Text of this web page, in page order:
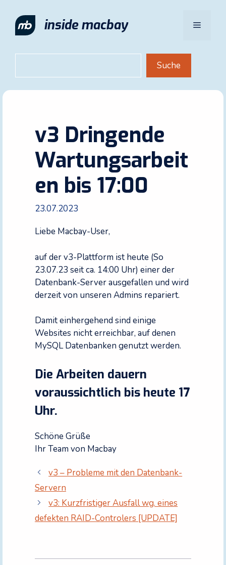
Inhalt
springen
inside macbay Menü
Suche
v3 Dringende
Wartungsarbeit
en bis 17:00
23.07.2023
Liebe Macbay-User,
auf der v3-Plattform ist heute (So
23.07.23 seit ca. 14:00 Uhr) einer der
Datenbank-Server ausgefallen und wird
derzeit von unseren Admins repariert.
Damit einhergehend sind einige
Websites nicht erreichbar, auf denen
MySQL Datenbanken genutzt werden.
Die Arbeiten dauern
voraussichtlich bis heute 17
Uhr.
Schöne Grüße
Ihr Team von Macbay
v3 – Probleme mit den Datenbank-
Servern
v3: Kurzfristiger Ausfall wg. eines
defekten RAID-Controlers [UPDATE]